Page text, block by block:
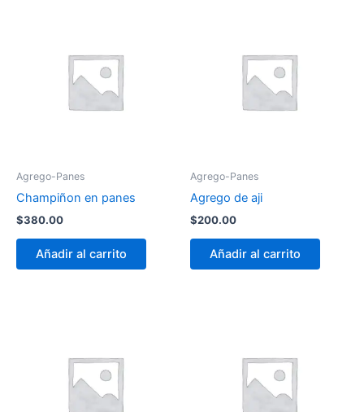
Agrego-Panes
Champiñon en panes
$380.00
Añadir al carrito
Agrego-Panes
Agrego de aji
$200.00
Añadir al carrito